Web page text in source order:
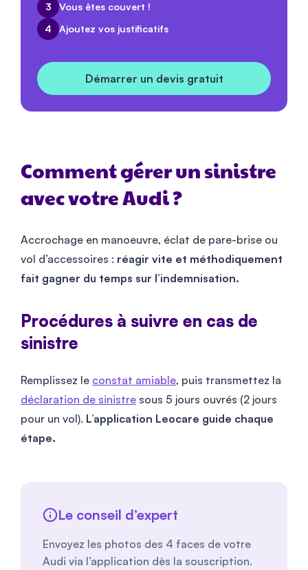
3
Vous êtes couvert !
4
Ajoutez vos justificatifs
Démarrer un devis gratuit
Comment gérer un sinistre
avec votre Audi ?
Accrochage en manoeuvre, éclat de pare-brise ou
vol d’accessoires : réagir vite et méthodiquement
fait gagner du temps sur l’indemnisation.
Procédures à suivre en cas de
sinistre
Remplissez le constat amiable, puis transmettez la
déclaration de sinistre sous 5 jours ouvrés (2 jours
pour un vol). L’application Leocare guide chaque
étape.
Le conseil d’expert
Envoyez les photos des 4 faces de votre
Audi via l’application dès la souscription.